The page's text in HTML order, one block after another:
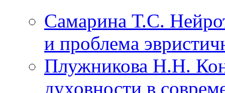
Самарина Т.С.
и проблема
Плужникова Н.Н.
духовности в